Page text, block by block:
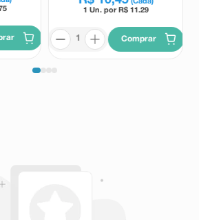
1 Un. por R$ 11.29
Comprar